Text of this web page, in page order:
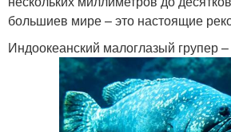
большиев мире – это настоящие
Индоокеанский малоглазый групер